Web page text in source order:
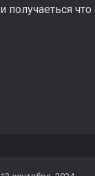
получаеться